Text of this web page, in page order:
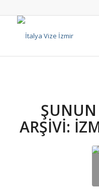
ŞUNUN
ARŞIVI: